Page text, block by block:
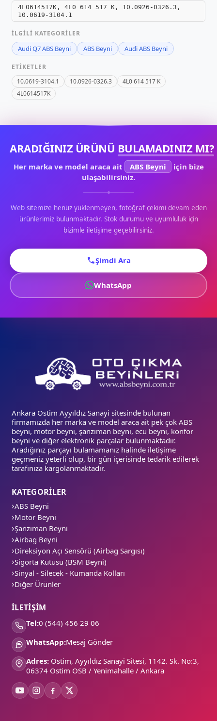
4L0614517K, 4L0 614 517 K, 10.0926-0326.3,
10.0619-3104.1
İLGILI KATEGORILER
Audi Q7 ABS Beyni ABS Beyni Audi ABS Beyni
ETIKETLER
10.0619-3104.1
10.0926-0326.3
4L0 614 517 K
4L0614517K
ARADIĞINIZ ÜRÜNÜ BULAMADINIZ MI?
Her marka ve model araca ait ABS Beyni
için bize
ulaşabilirsiniz.
Web sitemize henüz yüklenmeyen, fotoğraf çekimi devam eden
ürünlerimiz bulunmaktadır. Stok durumu ve uyumluluk için
bizimle iletişime geçebilirsiniz.
Şimdi Ara
WhatsApp
Ankara Ostim Ayyıldız Sanayi sitesinde bulunan
firmamızda her marka ve model araca ait pek çok ABS
beyni, motor beyni, şanzıman beyni, ecu beyni, konfor
beyni ve diğer elektronik parçalar bulunmaktadır.
Aradığınız parçayı bulamamanız halinde iletişime
geçmeniz yeterli olup, bir gün içerisinde tedarik edilerek
tarafınıza kargolanmaktadır.
KATEGORİLER
ABS Beyni
Motor Beyni
Şanzıman Beyni
Airbag Beyni
Direksiyon Açı Sensörü (Airbag Sargısı)
Sigorta Kutusu (BSM Beyni)
Sinyal - Silecek - Kumanda Kolları
Diğer Ürünler
İLETİŞİM
Tel:0 (544) 456 29 06
WhatsApp:Mesaj Gönder
Adres: Ostim, Ayyıldız Sanayi Sitesi, 1142. Sk. No:3,
06374 Ostim OSB / Yenimahalle / Ankara